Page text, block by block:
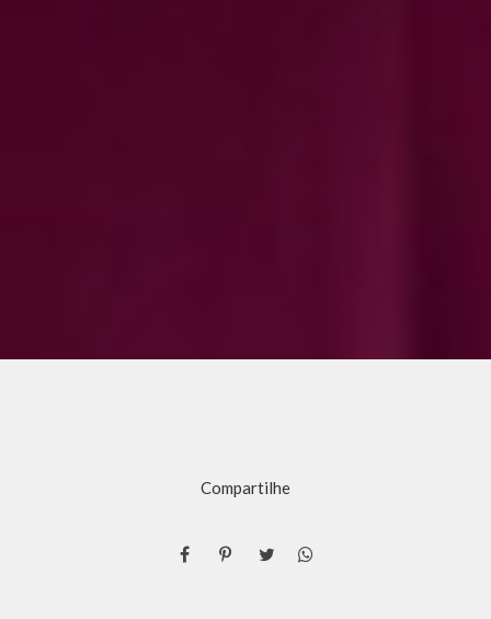
Compartilhe